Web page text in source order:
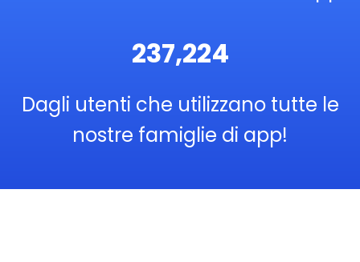
237,224
Dagli utenti che utilizzano tutte le
nostre famiglie di app!